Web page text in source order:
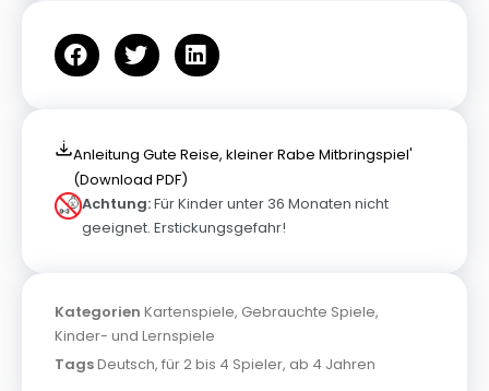
Anleitung Gute Reise, kleiner Rabe Mitbringspiel'
(Download PDF)
Achtung:Für Kinder unter 36 Monaten nicht
geeignet. Erstickungsgefahr!
Kategorien Kartenspiele, Gebrauchte Spiele,
Kinder- und Lernspiele
TagsDeutsch, für 2 bis 4 Spieler, ab 4 Jahren